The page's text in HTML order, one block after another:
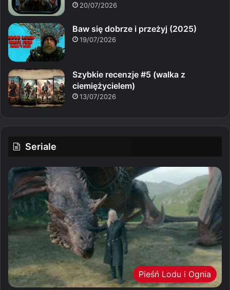
20/07/2026
Baw się dobrze i przeżyj (2025)
19/07/2026
Szybkie recenzje #5 (walka z
ciemiężycielem)
13/07/2026
Seriale
Pieśń Lodu i Ognia